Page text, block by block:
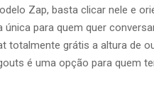
Zap, basta clicar nele e
única para quem quer
totalmente grátis a altura de
é uma opção para quem